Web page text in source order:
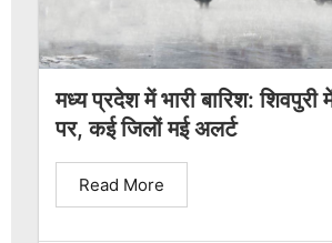
मध्य प्रदेश में भारी बारिश: शिवपुरी
पर, कई जिलों मई अलर्ट
Read More